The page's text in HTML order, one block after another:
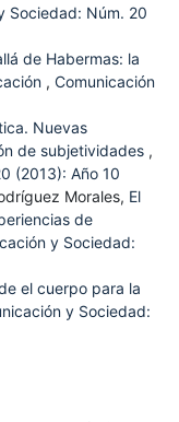
Sociedad: Núm. 20
de Habermas: la
, Comunicación
Nuevas
de subjetividades ,
(2013): Año 10
Morales, El
de
y Sociedad:
el cuerpo para la
y Sociedad: